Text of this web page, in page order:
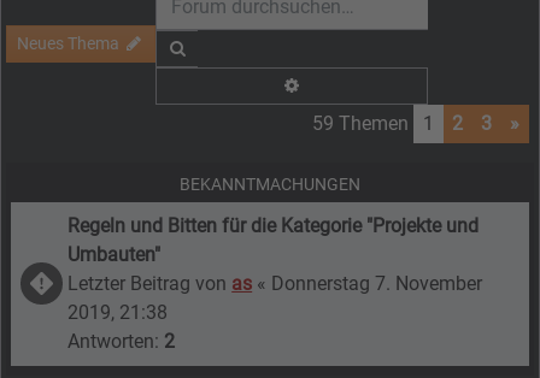
Neues Thema
59 Themen 1 2 3 »
BEKANNTMACHUNGEN
Regeln und Bitten für die Kategorie "Projekte und
Umbauten"
Letzter Beitrag von as « Donnerstag 7. November
2019, 21:38
Antworten: 2